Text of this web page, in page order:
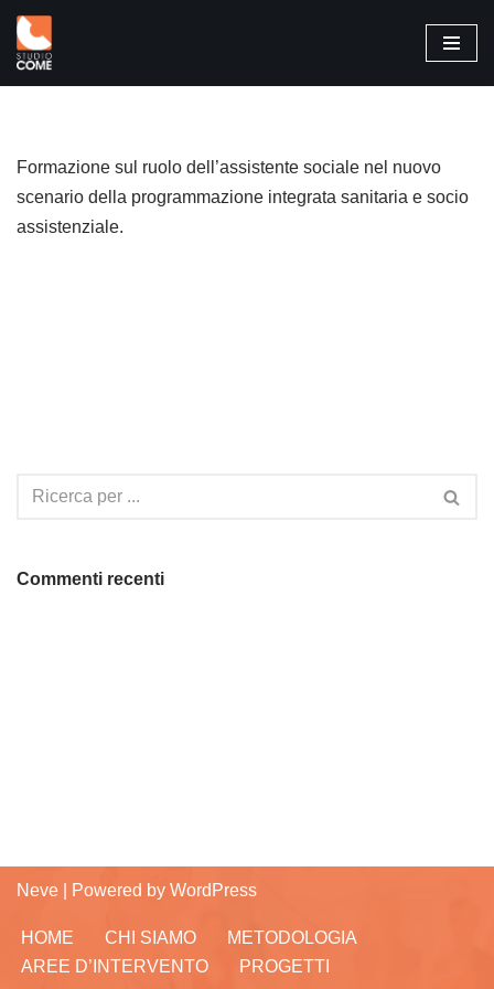
Vai
al
Formazione sul ruolo dell’assistente sociale nel nuovo
scenario della programmazione integrata sanitaria e socio
assistenziale.
Commenti recenti
Neve | Powered by WordPress
HOME CHI SIAMO
METODOLOGIA
AREE D’INTERVENTO
PROGETTI